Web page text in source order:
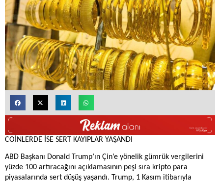
COİNLERDE İSE SERT KAYIPLAR YAŞANDI
ABD Başkanı Donald Trump’ın Çin’e yönelik gümrük vergilerini
yüzde 100 artıracağını açıklamasının peşi sıra kripto para
piyasalarında sert düşüş yaşandı. Trump, 1 Kasım itibarıyla